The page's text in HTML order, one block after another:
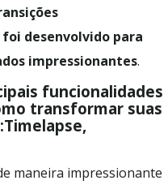
desenvolvido para
impressionantes.
funcionalidades
transformar suas
maneira impressionante